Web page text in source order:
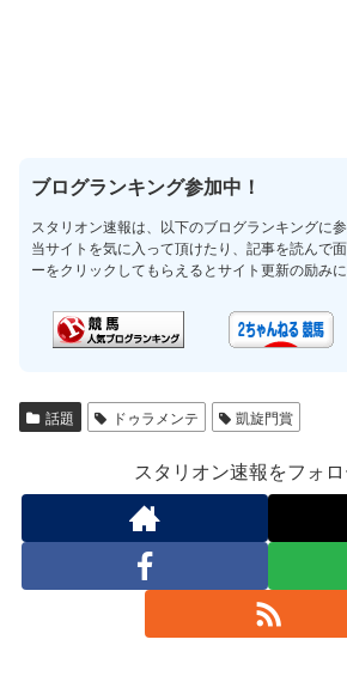
ブログランキング参加中！
スタリオン速報は、以下のブログランキングに参
当サイトを気に入って頂けたり、記事を読んで
ーをクリックしてもらえるとサイト更新の励みに
話題 ドゥラメンテ 凱旋門賞
スタリオン速報をフォ